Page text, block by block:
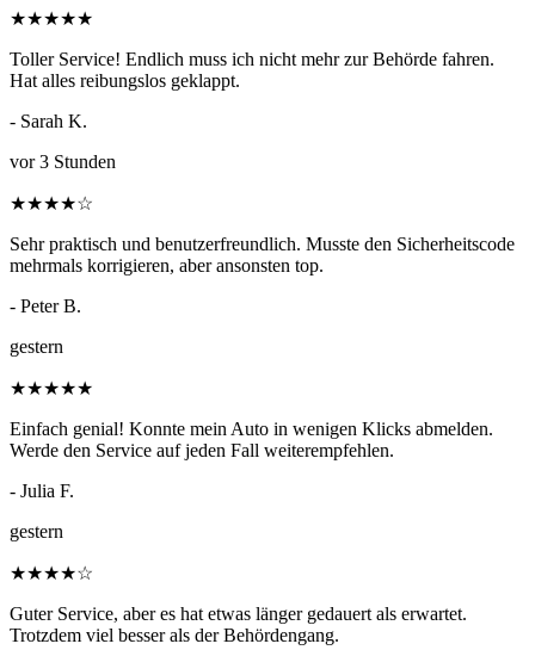
★★★★★
Toller Service! Endlich muss ich nicht mehr zur Behörde fahren.
Hat alles reibungslos geklappt.
- Sarah K.
vor 3 Stunden
★★★★☆
Sehr praktisch und benutzerfreundlich. Musste den Sicherheitscode
mehrmals korrigieren, aber ansonsten top.
- Peter B.
gestern
★★★★★
Einfach genial! Konnte mein Auto in wenigen Klicks abmelden.
Werde den Service auf jeden Fall weiterempfehlen.
- Julia F.
gestern
★★★★☆
Guter Service, aber es hat etwas länger gedauert als erwartet.
Trotzdem viel besser als der Behördengang.